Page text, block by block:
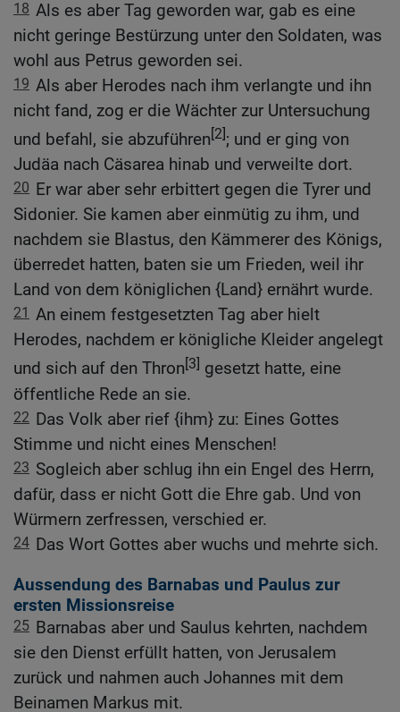
18 Als es aber Tag geworden war, gab es eine
nicht geringe Bestürzung unter den Soldaten, was
wohl aus Petrus geworden sei.
19 Als aber Herodes nach ihm verlangte und ihn
nicht fand, zog er die Wächter zur Untersuchung
und befahl, sie abzuführen[2]; und er ging von
Judäa nach Cäsarea hinab und verweilte dort.
20 Er war aber sehr erbittert gegen die Tyrer und
Sidonier. Sie kamen aber einmütig zu ihm, und
nachdem sie Blastus, den Kämmerer des Königs,
überredet hatten, baten sie um Frieden, weil ihr
Land von dem königlichen {Land} ernährt wurde.
21 An einem festgesetzten Tag aber hielt
Herodes, nachdem er königliche Kleider angelegt
und sich auf den Thron[3] gesetzt hatte, eine
öffentliche Rede an sie.
22 Das Volk aber rief {ihm} zu: Eines Gottes
Stimme und nicht eines Menschen!
23 Sogleich aber schlug ihn ein Engel des Herrn,
dafür, dass er nicht Gott die Ehre gab. Und von
Würmern zerfressen, verschied er.
24 Das Wort Gottes aber wuchs und mehrte sich.
Aussendung des Barnabas und Paulus zur
ersten Missionsreise
25 Barnabas aber und Saulus kehrten, nachdem
sie den Dienst erfüllt hatten, von Jerusalem
zurück und nahmen auch Johannes mit dem
Beinamen Markus mit.